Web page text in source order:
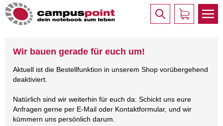
Wir bauen gerade für euch um!
Aktuell ist die Bestellfunktion in unserem Shop vorübergehend
deaktiviert.
Natürlich sind wir weiterhin für euch da: Schickt uns eure
Anfragen gerne per E-Mail oder Kontaktformular, und wir
kümmern uns persönlich darum.